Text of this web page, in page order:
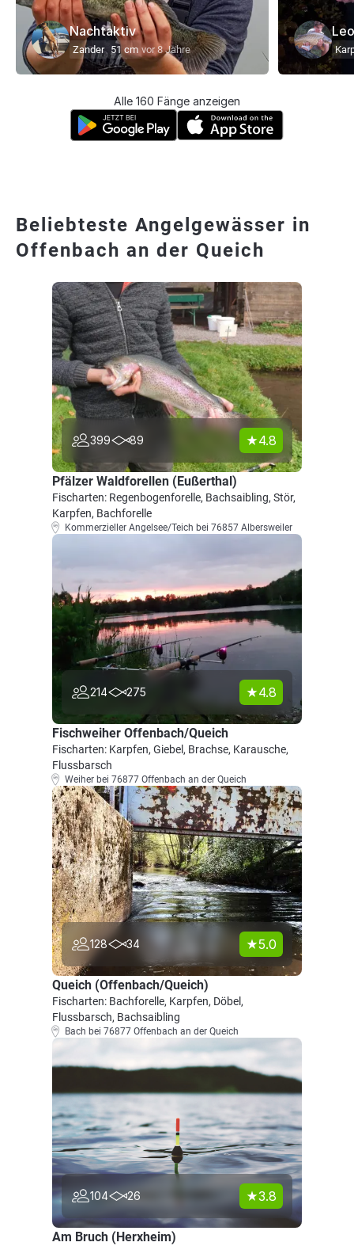
Nachtaktiv
Zander 51 cm vor 8 Jahre
Alle 160 Fänge anzeigen
Beliebteste Angelgewässer in
Offenbach an der Queich
399 89 4.8
Pfälzer Waldforellen (Eußerthal)
Fischarten: Regenbogenforelle, Bachsaibling, Stör,
Karpfen, Bachforelle
Kommerzieller Angelsee/Teich bei 76857 Albersweiler
214 275 4.8
Fischweiher Offenbach/Queich
Fischarten: Karpfen, Giebel, Brachse, Karausche,
Flussbarsch
Weiher bei 76877 Offenbach an der Queich
128 34 5.0
Queich (Offenbach/Queich)
Fischarten: Bachforelle, Karpfen, Döbel,
Flussbarsch, Bachsaibling
Bach bei 76877 Offenbach an der Queich
104 26 3.8
Am Bruch (Herxheim)